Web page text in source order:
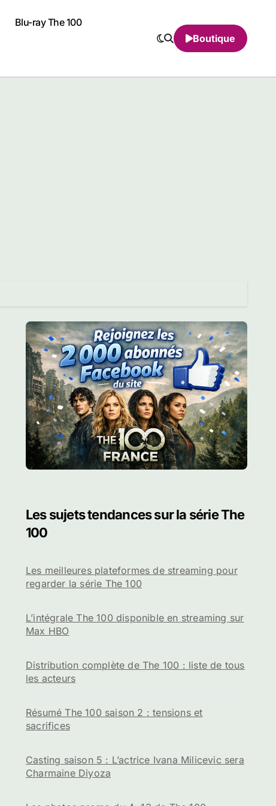
Blu-ray The 100
Boutique
Les sujets tendances sur la série The
100
Les meilleures plateformes de streaming pour
regarder la série The 100
L’intégrale The 100 disponible en streaming sur
Max HBO
Distribution complète de The 100 : liste de tous
les acteurs
Résumé The 100 saison 2 : tensions et
sacrifices
Casting saison 5 : L’actrice Ivana Milicevic sera
Charmaine Diyoza